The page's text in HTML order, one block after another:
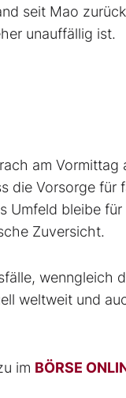
seit Mao
unauffällig ist.
am Vormittag
die Vorsorge für
Umfeld bleibe für
Zuversicht.
wenngleich
weltweit und
im BÖRSE